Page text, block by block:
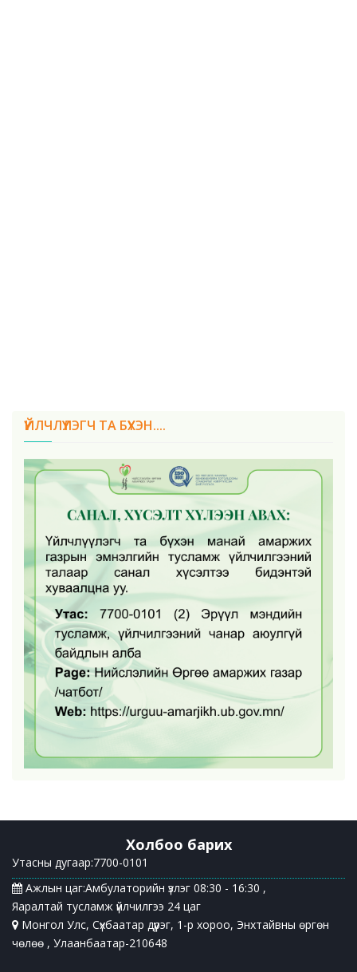
ҮЙЛЧЛҮҮЛЭГЧ ТА БҮХЭН....
Холбоо барих
Утасны дугаар:7700-0101
Ажлын цаг:Амбулаторийн үзлэг 08:30 - 16:30 ,
Яаралтай тусламж үйлчилгээ 24 цаг
Монгол Улс, Сүхбаатар дүүрэг, 1-р хороо, Энхтайвны өргөн
чөлөө , Улаанбаатар-210648